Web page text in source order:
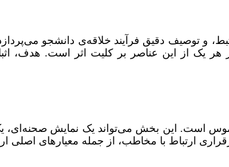
توصیف دقیق فرآیند خلاقه‌ی دانشجو
هر یک از این عناصر بر کلیت اثر است. هدف،
است. این بخش می‌تواند یک نمایش صحنه‌ای، یک
ارتباط با مخاطب، از جمله معیارهای